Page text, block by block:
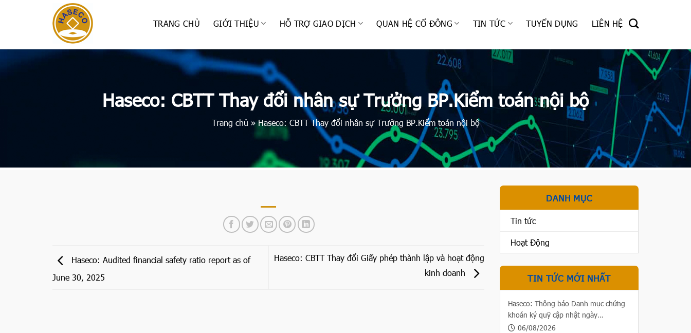
TRANG CHỦ GIỚI THIỆU HỖ TRỢ GIAO DỊCH QUAN HỆ CỔ ĐÔNG TIN TỨC TUYỂN DỤNG LIÊN HỆ
Haseco: CBTT Thay đổi nhân sự Trưởng BP.Kiểm toán nội bộ
Trang chủ »Haseco: CBTT Thay đổi nhân sự Trưởng BP.Kiểm toán nội bộ
Haseco: Audited financial safety ratio report as of
June 30, 2025
Haseco: CBTT Thay đổi Giấy phép thành lập và hoạt động
kinh doanh
DANH MỤC
Tin tức
Hoạt Động
TIN TỨC MỚI NHẤT
Haseco: Thông báo Danh mục chứng
khoán ký quỹ cập nhật ngày
06/08/2026
06/08/2026